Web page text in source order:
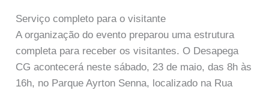
Serviço completo para o visitante
A organização do evento preparou uma estrutura
completa para receber os visitantes. O Desapega
CG acontecerá neste sábado, 23 de maio, das 8h às
16h, no Parque Ayrton Senna, localizado na Rua